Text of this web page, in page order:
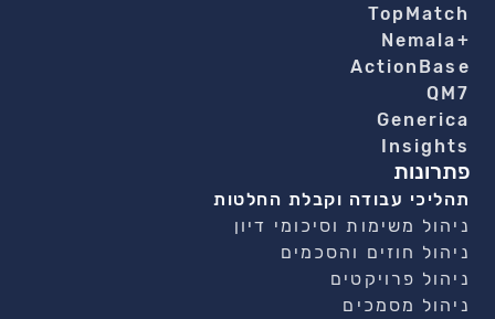
TopMatch
+Nemala
ActionBase
QM7
Generica
Insights
פתרונות
תהליכי עבודה וקבלת החלטות
ניהול משימות וסיכומי דיון
ניהול חוזים והסכמים
ניהול פרויקטים
ניהול מסמכים